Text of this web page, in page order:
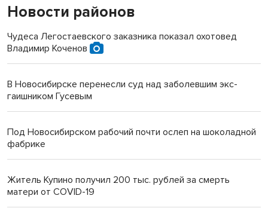
Новости районов
Чудеса Легостаевского заказника показал охотовед
Владимир Коченов
В Новосибирске перенесли суд над заболевшим экс-
гаишником Гусевым
Под Новосибирском рабочий почти ослеп на шоколадной
фабрике
Житель Купино получил 200 тыс. рублей за смерть
матери от COVID-19